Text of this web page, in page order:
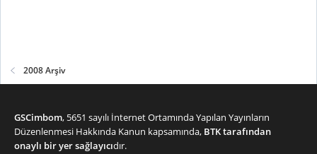
2008 Arşiv
GSCimbom, 5651 sayılı İnternet Ortamında Yapılan Yayınların
Düzenlenmesi Hakkında Kanun kapsamında, BTK tarafından
onaylı bir yer sağlayıcıdır.